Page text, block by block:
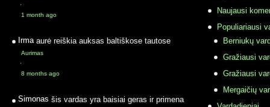
·
1 month ago
Irma aurė reiškia auksas baltiškose tautose
Aurimas
·
8 months ago
Simonas šis vardas yra baisiai geras ir primena
Naujausi
Populiariausi
Berniukų
Gražiausi
Gražiausi
Mergaičių